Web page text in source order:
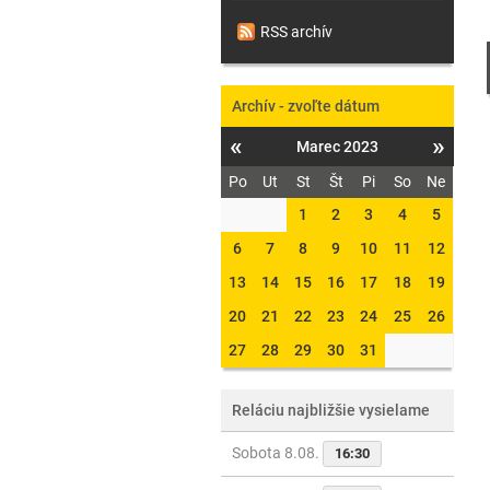
RSS archív
Archív - zvoľte dátum
« Marec 2023 »
Po Ut St Št Pi So
Ne
1
2 3 4
5
6
7 8 9 10 11
12
13
14 15 16 17 18
19
20
21 22 23 24 25
26
27
28 29 30 31
Reláciu najbližšie vysielame
Sobota 8.08. 16:30